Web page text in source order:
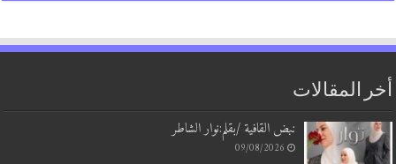
أخر المقالات
نبض القافية /بقلم:نوار الشاطر
09/08/2026